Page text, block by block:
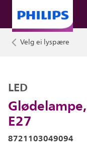
Velg ei lyspære
E27
LED
8721103049094